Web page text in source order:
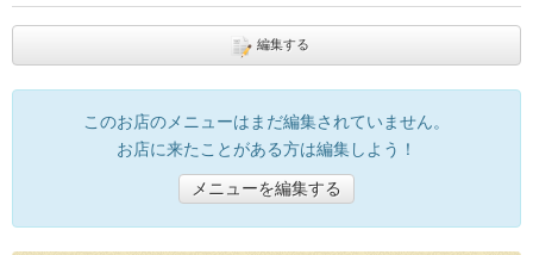
編集する
このお店のメニューはまだ編集されていません。
お店に来たことがある方は編集しよう！
メニューを編集する